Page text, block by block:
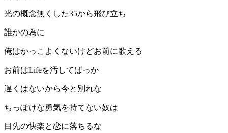
光の概念無くした35から飛び立ち
誰かの為に
俺はかっこよくないけどお前に歌える
お前はLifeを汚してばっか
遅くはないから今と別れな
ちっぽけな勇気を持てない奴は
目先の快楽と恋に落ちるな